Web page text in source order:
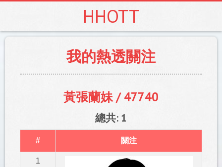
HHOTT
我的熱透關注
黃張蘭妹 / 47740
總共: 1
# 關注
1